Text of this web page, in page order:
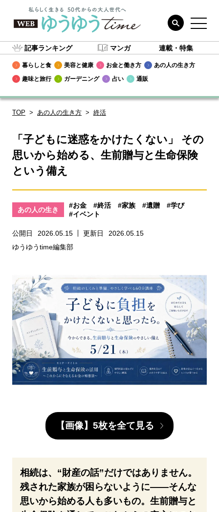
記事ランキング マンガ 連載・特集
暮らしと食 美容と健康 お金と働き方
あの人の生き方
趣味と旅行
ガーデニング 占い 通販
TOP あの人の生き方 終活
「子どもに迷惑をかけたくない」 その
思いから始める、生前贈与と生命保険
という備え
あの人の生き
#お金 #終活 #家族 #遺贈
#学び
#イベント
公開日 2026.05.15 更新日
2026.05.15
ゆうゆうtime編集部
【画像】5枚を全て見る
相続は、“財産の話”だけではありません。
残された家族が困らないように――そんな
思いから始める人も多いもの。生前贈与と